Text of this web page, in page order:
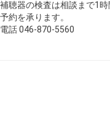
補聴器の検査は相談まで1
予約を承ります。
電話 046-870-5560